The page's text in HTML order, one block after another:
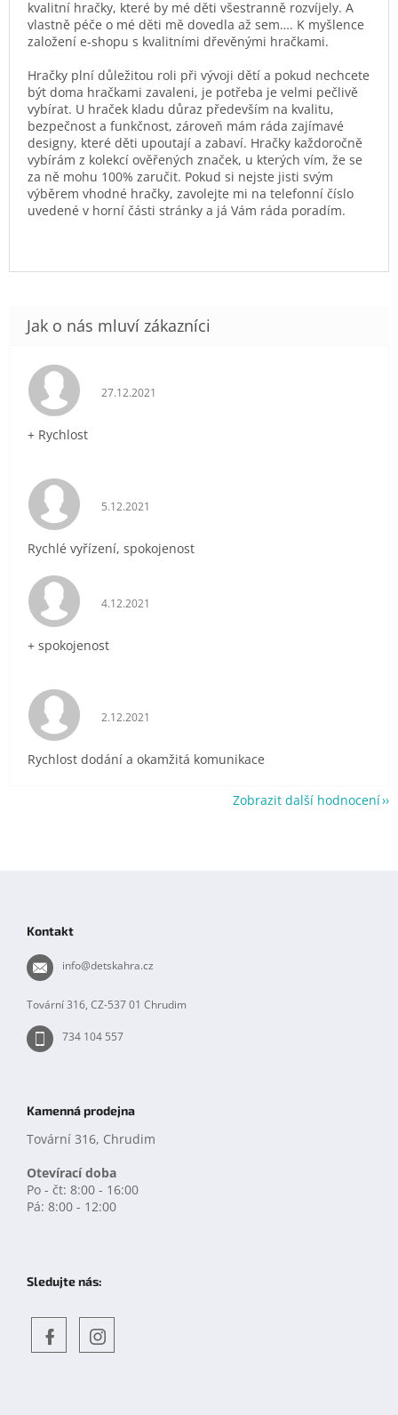
kvalitní hračky, které by mé děti všestranně rozvíjely. A
vlastně péče o mé děti mě dovedla až sem…. K myšlence
založení e-shopu s kvalitními dřevěnými hračkami.
Hračky plní důležitou roli při vývoji dětí a pokud nechcete
být doma hračkami zavaleni, je potřeba je velmi pečlivě
vybírat. U hraček kladu důraz především na kvalitu,
bezpečnost a funkčnost, zároveň mám ráda zajímavé
designy, které děti upoutají a zabaví. Hračky každoročně
vybírám z kolekcí ověřených značek, u kterých vím, že se
za ně mohu 100% zaručit. Pokud si nejste jisti svým
výběrem vhodné hračky, zavolejte mi na telefonní číslo
uvedené v horní části stránky a já Vám ráda poradím.
Hodnocení obchodu je 5 z 5 hvězdiček.
27.12.2021
+ Rychlost
Hodnocení obchodu je 5 z 5 hvězdiček.
5.12.2021
Rychlé vyřízení, spokojenost
Hodnocení obchodu je 5 z 5 hvězdiček.
4.12.2021
+ spokojenost
Hodnocení obchodu je 5 z 5 hvězdiček.
2.12.2021
Rychlost dodání a okamžitá komunikace
Zobrazit další hodnocení
Kontakt
info@detskahra.cz
Tovární 316, CZ-537 01 Chrudim
734 104 557
Kamenná prodejna
Tovární 316, Chrudim
Otevírací doba
Po - čt: 8:00 - 16:00
Pá: 8:00 - 12:00
Sledujte nás: